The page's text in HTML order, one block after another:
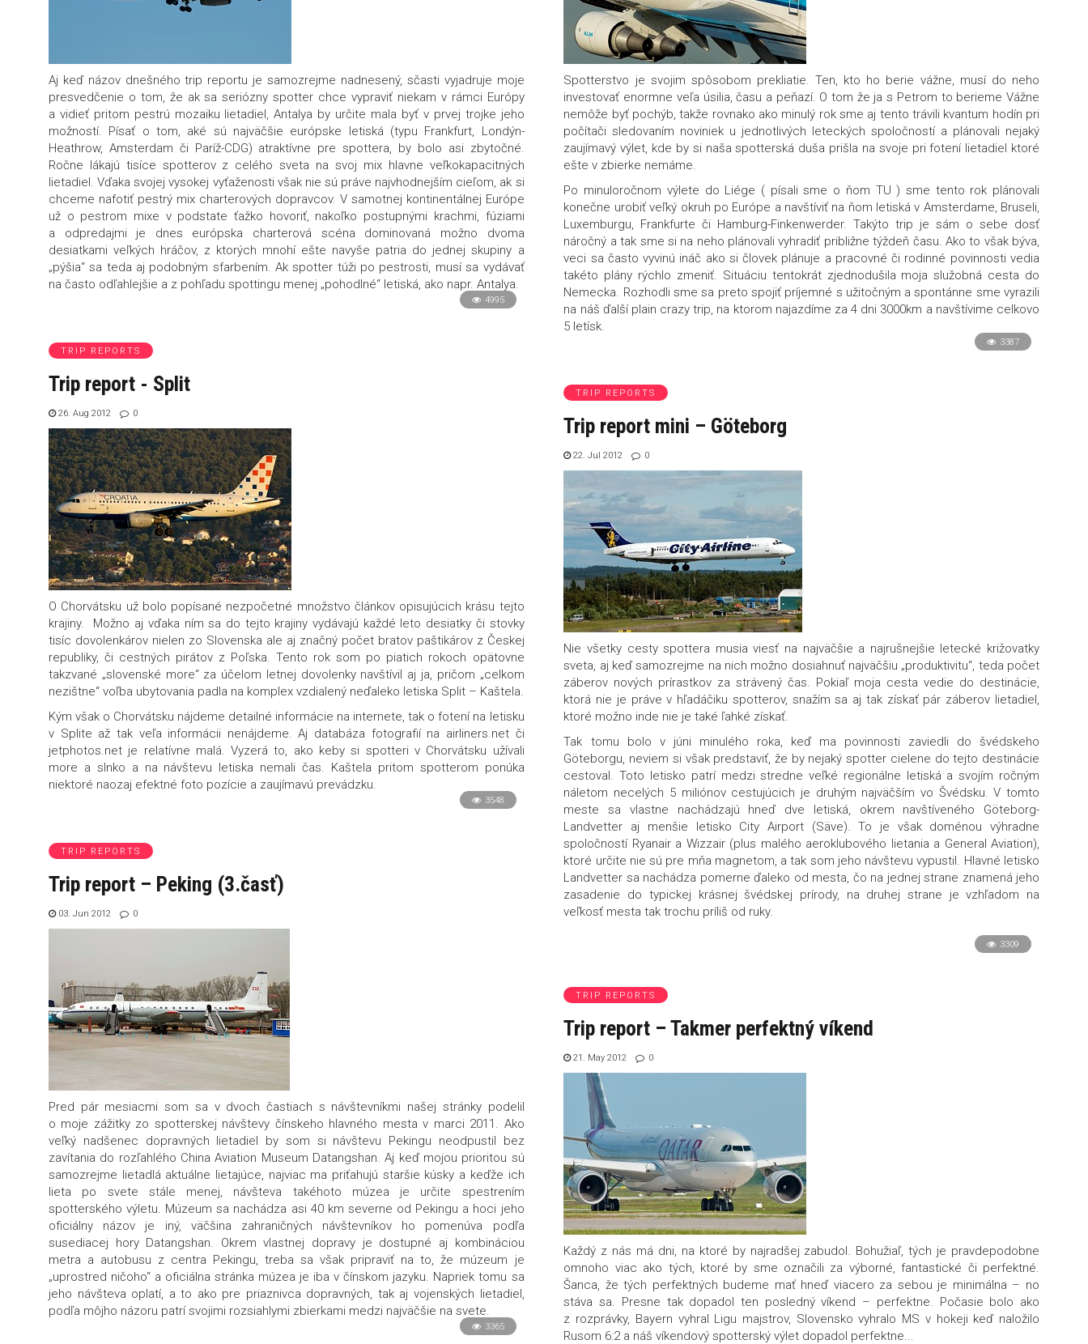
Aj keď názov dnešného trip reportu je samozrejme nadnesený, sčasti vyjadruje moje
presvedčenie o tom, že ak sa seriózny spotter chce vypraviť niekam v rámci Európy
a vidieť pritom pestrú mozaiku lietadiel, Antalya by určite mala byť v prvej trojke jeho
možností. Písať o tom, aké sú najväčšie európske letiská (typu Frankfurt, Londýn-
Heathrow, Amsterdam či Paríž-CDG) atraktívne pre spottera, by bolo asi zbytočné.
Ročne lákajú tisíce spotterov z celého sveta na svoj mix hlavne veľkokapacitných
lietadiel. Vďaka svojej vysokej vyťaženosti však nie sú práve najvhodnejším cieľom, ak si
chceme nafotiť pestrý mix charterových dopravcov. V samotnej kontinentálnej Európe
už o pestrom mixe v podstate ťažko hovoriť, nakoľko postupnými krachmi, fúziami
a odpredajmi je dnes európska charterová scéna dominovaná možno dvoma
desiatkami veľkých hráčov, z ktorých mnohí ešte navyše patria do jednej skupiny a
„pýšia“ sa teda aj podobným sfarbením. Ak spotter túži po pestrosti, musí sa vydávať
na často odľahlejšie a z pohľadu spottingu menej „pohodlné“ letiská, ako napr. Antalya.
Spotterstvo je svojim spôsobom prekliatie. Ten, kto ho berie vážne, musí do neho
investovať enormne veľa úsilia, času a peňazí. O tom že ja s Petrom to berieme Vážne
nemôže byť pochýb, takže rovnako ako minulý rok sme aj tento trávili kvantum hodín pri
počítači sledovaním noviniek u jednotlivých leteckých spoločností a plánovali nejaký
zaujímavý výlet, kde by si naša spotterská duša prišla na svoje pri fotení lietadiel ktoré
ešte v zbierke nemáme.
Po minuloročnom výlete do Liége ( písali sme o ňom TU ) sme tento rok plánovali
konečne urobiť veľký okruh po Európe a navštíviť na ňom letiská v Amsterdame, Bruseli,
Luxemburgu, Frankfurte či Hamburg-Finkenwerder. Takýto trip je sám o sebe dosť
náročný a tak sme si na neho plánovali vyhradiť približne týždeň času. Ako to však býva,
veci sa často vyvinú ináč ako si človek plánuje a pracovné či rodinné povinnosti vedia
takéto plány rýchlo zmeniť. Situáciu tentokrát zjednodušila moja služobná cesta do
Nemecka. Rozhodli sme sa preto spojiť príjemné s užitočným a spontánne sme vyrazili
na náš ďalší plain crazy trip, na ktorom najazdíme za 4 dni 3000km a navštívime celkovo
5 letísk.
4995
TRIP REPORTS
Trip report - Split
26. Aug 2012 0
O Chorvátsku už bolo popísané nezpočetné množstvo článkov opisujúcich krásu tejto
krajiny. Možno aj vďaka ním sa do tejto krajiny vydávajú každé leto desiatky či stovky
tisíc dovolenkárov nielen zo Slovenska ale aj značný počet bratov paštikárov z Českej
republiky, či cestných pirátov z Poľska. Tento rok som po piatich rokoch opätovne
takzvané „slovenské more“ za účelom letnej dovolenky navštívil aj ja, pričom „celkom
nezištne“ voľba ubytovania padla na komplex vzdialený neďaleko letiska Split – Kaštela.
Kým však o Chorvátsku nájdeme detailné informácie na internete, tak o fotení na letisku
v Splite až tak veľa informácii nenájdeme. Aj databáza fotografií na airliners.net či
jetphotos.net je relatívne malá. Vyzerá to, ako keby si spotteri v Chorvátsku užívali
more a slnko a na návštevu letiska nemali čas. Kaštela pritom spotterom ponúka
niektoré naozaj efektné foto pozície a zaujímavú prevádzku.
3387
TRIP REPORTS
Trip report mini – Göteborg
22. Jul 2012 0
Nie všetky cesty spottera musia viesť na najväčšie a najrušnejšie letecké križovatky
sveta, aj keď samozrejme na nich možno dosiahnuť najväčšiu „produktivitu“, teda počet
záberov nových prírastkov za strávený čas. Pokiaľ moja cesta vedie do destinácie,
ktorá nie je práve v hľadáčiku spotterov, snažím sa aj tak získať pár záberov lietadiel,
ktoré možno inde nie je také ľahké získať.
Tak tomu bolo v júni minulého roka, keď ma povinnosti zaviedli do švédskeho
Göteborgu, neviem si však predstaviť, že by nejaký spotter cielene do tejto destinácie
cestoval. Toto letisko patrí medzi stredne veľké regionálne letiská a svojím ročným
náletom necelých 5 miliónov cestujúcich je druhým najväčším vo Švédsku. V tomto
meste sa vlastne nachádzajú hneď dve letiská, okrem navštíveného Göteborg-
Landvetter aj menšie letisko City Airport (Säve). To je však doménou výhradne
spoločností Ryanair a Wizzair (plus malého aeroklubového lietania a General Aviation),
ktoré určite nie sú pre mňa magnetom, a tak som jeho návštevu vypustil. Hlavné letisko
Landvetter sa nachádza pomerne ďaleko od mesta, čo na jednej strane znamená jeho
zasadenie do typickej krásnej švédskej prírody, na druhej strane je vzhľadom na
veľkosť mesta tak trochu príliš od ruky.
3548
TRIP REPORTS
Trip report – Peking (3.časť)
03. Jun 2012 0
Pred pár mesiacmi som sa v dvoch častiach s návštevníkmi našej stránky podelil
o moje zážitky zo spotterskej návštevy čínskeho hlavného mesta v marci 2011. Ako
veľký nadšenec dopravných lietadiel by som si návštevu Pekingu neodpustil bez
zavítania do rozľahlého China Aviation Museum Datangshan. Aj keď mojou prioritou sú
samozrejme lietadlá aktuálne lietajúce, najviac ma priťahujú staršie kúsky a keďže ich
lieta po svete stále menej, návšteva takéhoto múzea je určite spestrením
spotterského výletu. Múzeum sa nachádza asi 40 km severne od Pekingu a hoci jeho
oficiálny názov je iný, väčšina zahraničných návštevníkov ho pomenúva podľa
susediacej hory Datangshan. Okrem vlastnej dopravy je dostupné aj kombináciou
metra a autobusu z centra Pekingu, treba sa však pripraviť na to, že múzeum je
„uprostred ničoho“ a oficiálna stránka múzea je iba v čínskom jazyku. Napriek tomu sa
jeho návšteva oplatí, a to ako pre priaznivca dopravných, tak aj vojenských lietadiel,
podľa môjho názoru patrí svojimi rozsiahlymi zbierkami medzi najväčšie na svete.
3309
TRIP REPORTS
Trip report – Takmer perfektný víkend
21. May 2012 0
Každý z nás má dni, na ktoré by najradšej zabudol. Bohužiaľ, tých je pravdepodobne
omnoho viac ako tých, ktoré by sme označili za výborné, fantastické či perfektné.
Šanca, že tých perfektných budeme mať hneď viacero za sebou je minimálna – no
stáva sa. Presne tak dopadol ten posledný víkend – perfektne. Počasie bolo ako
z rozprávky, Bayern vyhral Ligu majstrov, Slovensko vyhralo MS v hokeji keď naložilo
Rusom 6:2 a náš víkendový spotterský výlet dopadol perfektne...
3365